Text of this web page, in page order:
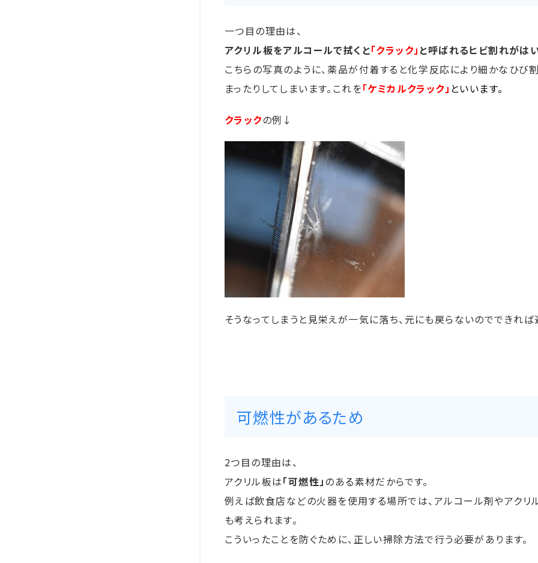
一つ目の理由は、
アクリル板をアルコールで拭くと「クラック」 と呼ばれるヒビ割れがは
こちらの写真のように、薬品が付着すると化学反応により細かなひび
まったりしてしまいます。これを「ケミカルクラック」 といいます。
クラックの例↓
そうなってしまうと見栄えが一気に落ち、元にも戻らないのでできれば
可燃性があるため
2つ目の理由は、
アクリル板は「可燃性」のある素材だからです。
例えば飲食店などの火器を使用する場所では、アルコール剤やアクリ
も考えられます。
こういったことを防ぐために、正しい掃除方法で行う必要があります。